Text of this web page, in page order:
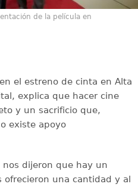
de la película en
el estreno de cinta en Alta
explica que hacer cine
y un sacrificio que,
existe apoyo
nos dijeron que hay un
una cantidad y al